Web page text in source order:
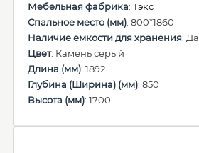
Мебельная фабрика: Тэкс
Спальное место (мм): 800*1860
Наличие емкости для хранения: Да
Цвет: Камень серый
Длина (мм): 1892
Глубина (Ширина) (мм): 850
Высота (мм): 1700